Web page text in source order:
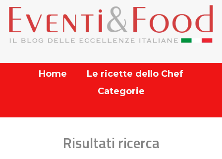
Home
Le ricette dello Chef
Categorie
Risultati ricerca